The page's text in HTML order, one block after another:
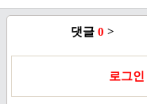
댓글 0 >
로그인